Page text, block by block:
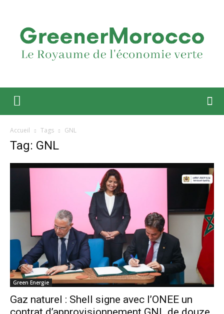
Accueil Tags GNL
Tag: GNL
Green Energie
Gaz naturel : Shell signe avec l’ONEE un